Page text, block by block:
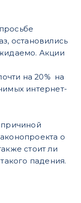
остановились
Акции
на 20% на
интернет-
о
стоит ли
падения.